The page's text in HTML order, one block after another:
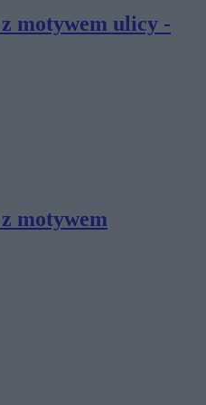
motywem ulicy -
motywem